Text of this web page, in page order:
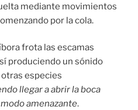
mediante movimientos
por la cola.
frota las escamas
produciendo un sónido
especies
llegar a abrir la boca
amenazante.